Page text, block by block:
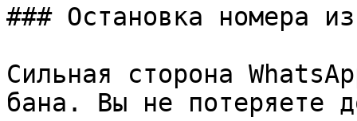
### Остановка номера
Сильная сторона
бана. Вы не потеряете